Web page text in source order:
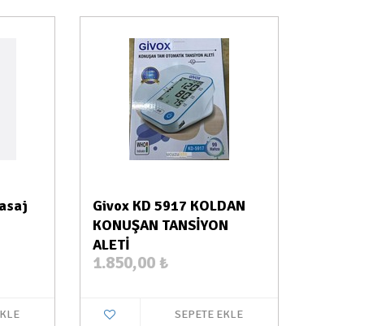
Givox KD 5917 KOLDAN
KONUŞAN TANSİYON
ALETİ
1.850,00₺
SEPETE EKLE